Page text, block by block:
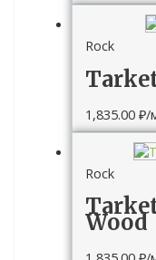
Rock
1,835.00₽/
Rock
Wood